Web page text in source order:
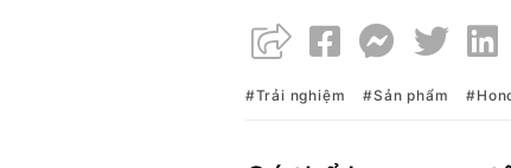
Trải nghiệm Sản phẩm